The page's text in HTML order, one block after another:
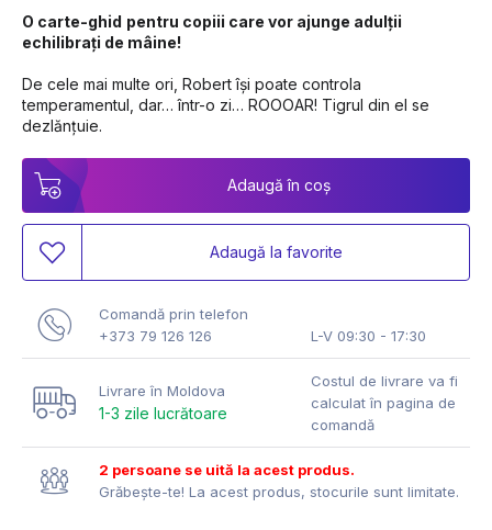
O carte-ghid pentru copiii care vor ajunge adulții
echilibrați de mâine!
De cele mai multe ori, Robert își poate controla
temperamentul, dar… într-o zi… ROOOAR! Tigrul din el se
dezlănțuie.
Adaugă în coș
Adaugă la favorite
Comandă prin telefon
+373 79 126 126
L-V 09:30 - 17:30
Livrare în Moldova
1-3 zile lucrătoare
Costul de livrare va fi
calculat în pagina de
comandă
2 persoane se uită la acest produs.
Grăbește-te! La acest produs, stocurile sunt limitate.